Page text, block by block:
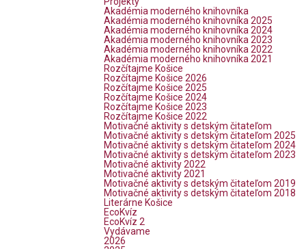
Akadémia moderného knihovníka
Akadémia moderného knihovníka 2025
Akadémia moderného knihovníka 2024
Akadémia moderného knihovníka 2023
Akadémia moderného knihovníka 2022
Akadémia moderného knihovníka 2021
Rozčítajme Košice
Rozčítajme Košice 2026
Rozčítajme Košice 2025
Rozčítajme Košice 2024
Rozčítajme Košice 2023
Rozčítajme Košice 2022
Motivačné aktivity s detským čitateľom
Motivačné aktivity s detským čitateľom 2025
Motivačné aktivity s detským čitateľom 2024
Motivačné aktivity s detským čitateľom 2023
Motivačné aktivity 2022
Motivačné aktivity 2021
Motivačné aktivity s detským čitateľom 2019
Motivačné aktivity s detským čitateľom 2018
Literárne Košice
EcoKvíz
EcoKvíz 2
Vydávame
2026